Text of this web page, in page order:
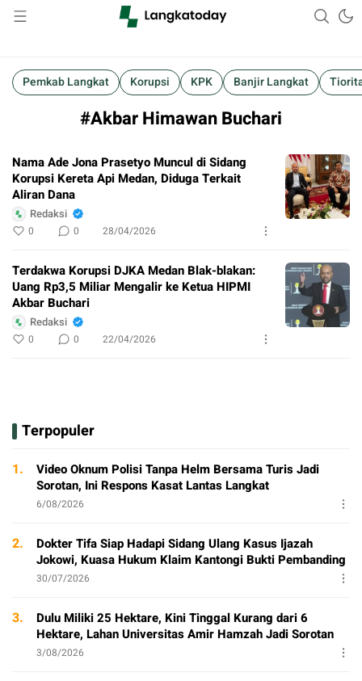
Langkatoday.com
Suara Lokal, Informasi Global
Pemkab Langkat Korupsi KPK Banjir Langkat
#Akbar Himawan Buchari
Nama Ade Jona Prasetyo Muncul di Sidang
Korupsi Kereta Api Medan, Diduga Terkait
Aliran Dana
Redaksi
0 0 28/04/2026
Terdakwa Korupsi DJKA Medan Blak-blakan:
Uang Rp3,5 Miliar Mengalir ke Ketua HIPMI
Akbar Buchari
Redaksi
0 0 22/04/2026
Terpopuler
1.
Video Oknum Polisi Tanpa Helm Bersama Turis Jadi
Sorotan, Ini Respons Kasat Lantas Langkat
6/08/2026
2.
Dokter Tifa Siap Hadapi Sidang Ulang Kasus Ijazah
Jokowi, Kuasa Hukum Klaim Kantongi Bukti Pembanding
30/07/2026
3.
Dulu Miliki 25 Hektare, Kini Tinggal Kurang dari 6
Hektare, Lahan Universitas Amir Hamzah Jadi Sorotan
3/08/2026